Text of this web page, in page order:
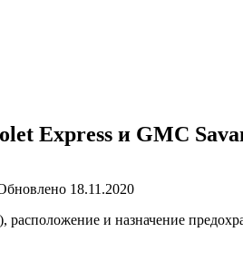
Express и GMC
18.11.2020
и назначение